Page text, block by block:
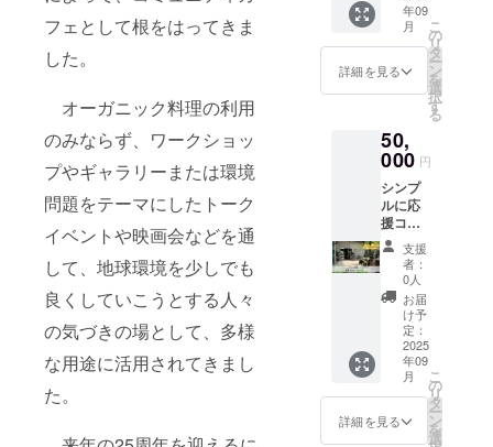
フェとして根をはってきま
した。
オーガニック料理の利用
のみならず、ワークショッ
プやギャラリーまたは環境
問題をテーマにしたトーク
イベントや映画会などを通
して、地球環境を少しでも
良くしていこうとする人々
の気づきの場として、多様
な用途に活用されてきまし
た。
にてお
届けし
ます。
年09
月
詳細を見る
こ
の
リ
タ
ー
ン
を
選
択
す
る
50,
000 円
シンプ
ルに応
援コー
ス 2
「リ
ターン
品はな
くても
いいか
ら、応
援した
い！」
という
方向け
のコー
支援
者：
0人
お届
け予
定：
2025
年09
月
詳細を見る
こ
の
リ
タ
ー
ン
を
選